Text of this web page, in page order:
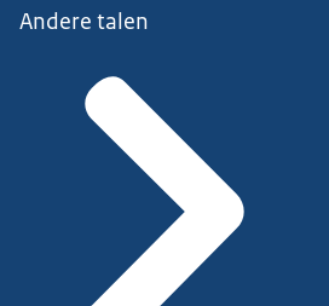
Andere talen